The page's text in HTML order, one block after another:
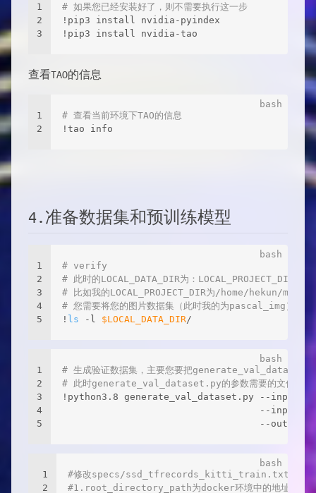
1
2
3
# 如果您已经安装好了，则不需要执行这一步
!pip3 install nvidia-pyindex
!pip3 install nvidia-tao
查看TAO的信息
1
2
# 查看当前环境下TAO的信息
!tao info
4.准备数据集和预训练模型
1
2
3
4
5
# verify
# 此时的LOCAL_DATA_DIR为：LOCAL_PROJECT_DIR/
# 比如我的LOCAL_PROJECT_DIR为/home/hekun/
# 您需要将您的图片数据集（此时我的为pascal_img）和
! ls -l $LOCAL_DATA_DIR/
1
2
3
4
5
# 生成验证数据集，主要您要把generate_val_dataset.py
# 此时generate_val_dataset.py的参数需要的文件夹地
!python3.8 generate_val_dataset.py --
--
--
1
2
#修改specs/ssd_tfrecords_kitti_train.txt中的内
#1.root_directory_path为docker环境中的地址，你需要